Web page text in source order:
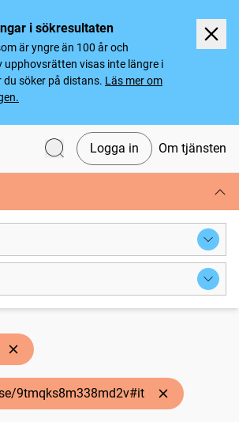
i sökresultaten
är yngre än 100 år och
visas inte längre i
söker på distans. Läs mer om
Logga in Om tjänsten
9tmqks8m338md2v#it